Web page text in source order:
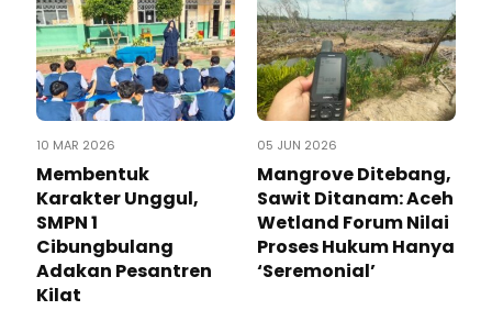
10 MAR 2026
Membentuk
Karakter Unggul,
SMPN 1
Cibungbulang
Adakan Pesantren
Kilat
05 JUN 2026
Mangrove Ditebang,
Sawit Ditanam: Aceh
Wetland Forum Nilai
Proses Hukum Hanya
‘Seremonial’